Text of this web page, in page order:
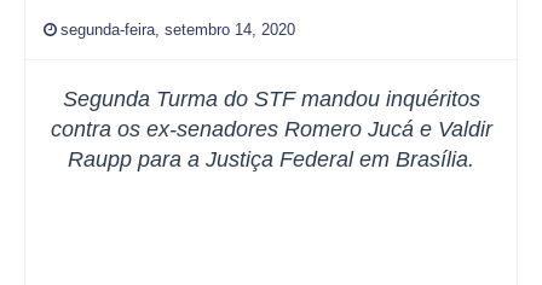
segunda-feira, setembro 14, 2020
Segunda Turma do STF mandou inquéritos
contra os ex-senadores Romero Jucá e Valdir
Raupp para a Justiça Federal em Brasília.